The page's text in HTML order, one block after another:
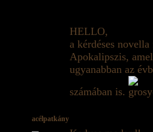
HELLO,
a kérdéses
Apokalipszis,
ugyanabban az
számában is.
acélpatkány